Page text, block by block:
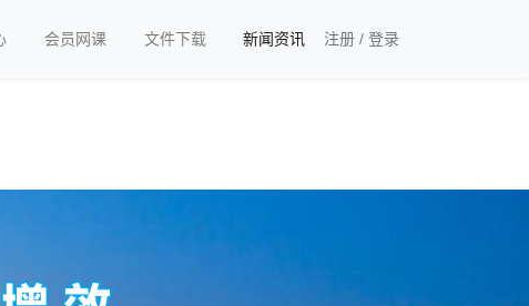
会员网课 文件下载 新闻资讯 注册 / 登录